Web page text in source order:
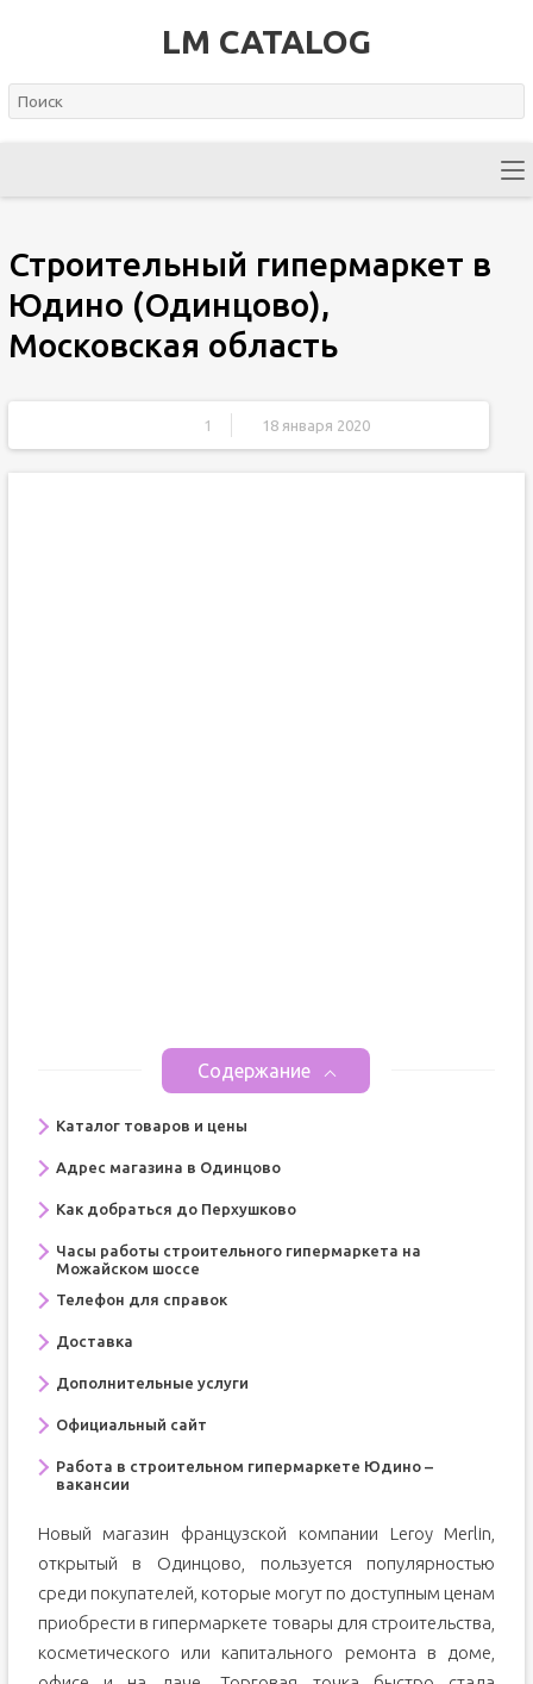
LM CATALOG
Строительный гипермаркет в
Юдино (Одинцово),
Московская область
1 18 января 2020
Содержание
Каталог товаров и цены
Адрес магазина в Одинцово
Как добраться до Перхушково
Часы работы строительного гипермаркета на
Можайском шоссе
Телефон для справок
Доставка
Дополнительные услуги
Официальный сайт
Работа в строительном гипермаркете Юдино –
вакансии
Новый магазин французской компании Leroy Merlin,
открытый в Одинцово, пользуется популярностью
среди покупателей, которые могут по доступным ценам
приобрести в гипермаркете товары для строительства,
косметического или капитального ремонта в доме,